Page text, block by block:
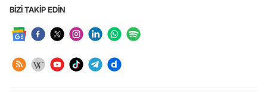
BİZİ TAKİP EDİN